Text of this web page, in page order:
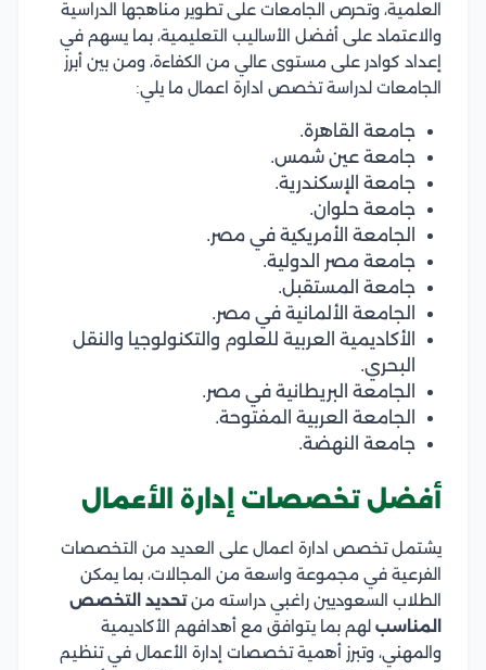
العلمية، وتحرص الجامعات على تطوير مناهجها الدراسية
والاعتماد على أفضل الأساليب التعليمية، بما يسهم في
إعداد كوادر على مستوى عالي من الكفاءة، ومن بين أبرز
الجامعات لدراسة تخصص ادارة اعمال ما يلي:
جامعة القاهرة.
جامعة عين شمس.
جامعة الإسكندرية.
جامعة حلوان.
الجامعة الأمريكية في مصر.
جامعة مصر الدولية.
جامعة المستقبل.
الجامعة الألمانية في مصر.
الأكاديمية العربية للعلوم والتكنولوجيا والنقل
البحري.
الجامعة البريطانية في مصر.
الجامعة العربية المفتوحة.
جامعة النهضة.
أفضل تخصصات إدارة الأعمال
يشتمل تخصص ادارة اعمال على العديد من التخصصات
الفرعية في مجموعة واسعة من المجالات، بما يمكن
الطلاب السعوديين راغبي دراسته منتحديد التخصص
المناسب لهم بما يتوافق مع أهدافهم الأكاديمية
والمهني، وتبرز أهمية تخصصات إدارة الأعمال في تنظيم